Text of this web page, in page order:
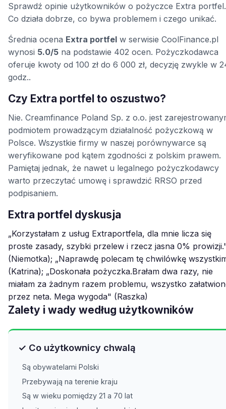
Sprawdź opinie użytkowników o pożyczce Extra portfel.
Co działa dobrze, co bywa problemem i czego unikać.
Średnia ocena Extra portfel w serwisie CoolFinance.pl
wynosi 5.0/5 na podstawie 402 ocen. Pożyczkodawca
oferuje kwoty od 100 zł do 6 000 zł, decyzję zwykle w
godz..
Czy Extra portfel to oszustwo?
Nie. Creamfinance Poland Sp. z o.o. jest
podmiotem prowadzącym działalność pożyczkową w
Polsce. Wszystkie firmy w naszej porównywarce są
weryfikowane pod kątem zgodności z polskim prawem.
Pamiętaj jednak, że nawet u legalnego pożyczkodawcy
warto przeczytać umowę i sprawdzić RRSO przed
podpisaniem.
Extra portfel dyskusja
„Korzystałam z usług Extraportfela, dla mnie licza się
proste zasady, szybki przelew i rzecz jasna 0%
(Niemotka); „Naprawdę polecam tę chwilówkę
(Katrina); „Doskonała pożyczka.Brałam dwa razy, nie
miałam za żadnym razem problemu, wszystko
przez neta. Mega wygoda" (Raszka)
Zalety i wady według użytkowników
✓ Co użytkownicy chwalą
Są obywatelami Polski
Przebywają na terenie kraju
Są w wieku pomiędzy 21 a 70 lat